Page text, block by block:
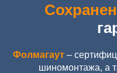
Фолмагаут –
шиномонтажа, а